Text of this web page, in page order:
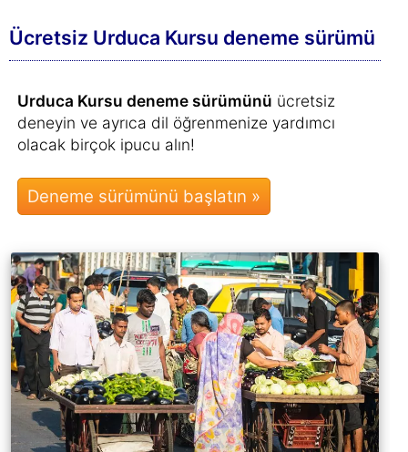
Ücretsiz Urduca Kursu deneme sürümü
Urduca Kursu deneme sürümünü ücretsiz
deneyin ve ayrıca dil öğrenmenize yardımcı
olacak birçok ipucu alın!